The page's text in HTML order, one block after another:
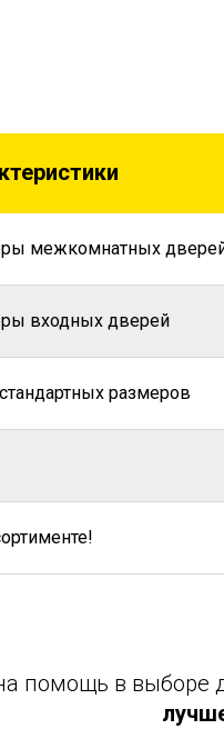
межкомнатных
входных дверей
размеров
помощь в выборе